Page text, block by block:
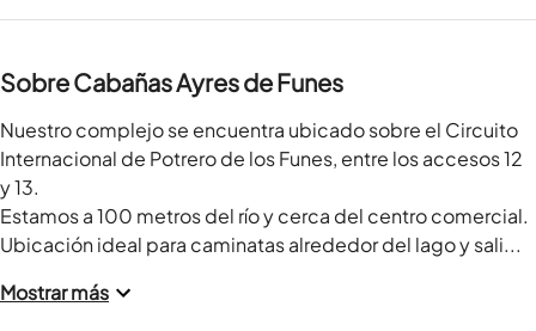
Sobre Cabañas Ayres de Funes
Nuestro complejo se encuentra ubicado sobre el Circuito
Internacional de Potrero de los Funes, entre los accesos 12
y 13.
Estamos a 100 metros del río y cerca del centro comercial.
Ubicación ideal para caminatas alrededor del lago y sali...
Mostrar más